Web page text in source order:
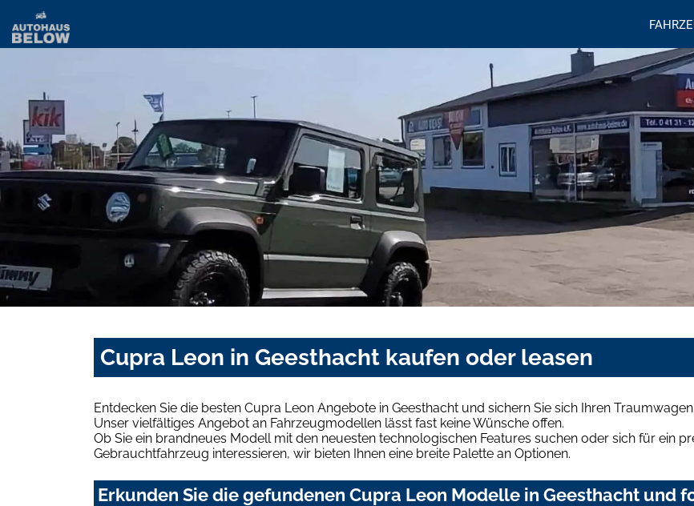
Cupra Leon in Geesthacht kaufen oder leasen
Entdecken Sie die besten Cupra Leon Angebote in Geesthacht und sichern Sie sich Ihren Traumwagen.
Unser vielfältiges Angebot an Fahrzeugmodellen lässt fast keine Wünsche offen.
Ob Sie ein brandneues Modell mit den neuesten technologischen Features suchen oder sich für ein
Gebrauchtfahrzeug interessieren, wir bieten Ihnen eine breite Palette an Optionen.
Erkunden Sie die gefundenen Cupra Leon Modelle in Geesthacht und